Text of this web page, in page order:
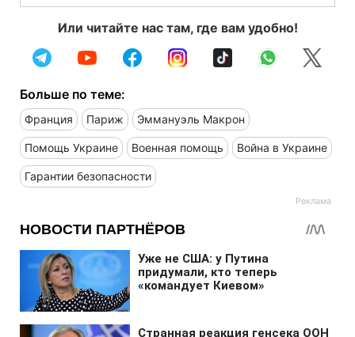
Или читайте нас там, где вам удобно!
Больше по теме:
Франция Париж Эммануэль Макрон
Помощь Украине Военная помощь Война в Украине
Гарантии безопасности